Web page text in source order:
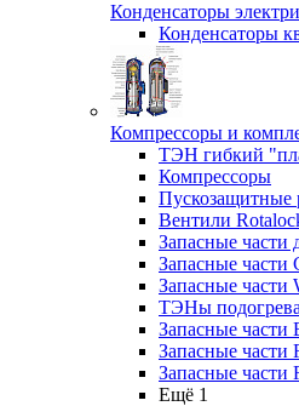
Конденсаторы
Конденсаторы
Компрессоры и
ТЭН гибкий
Компрессоры
Пускозащитные
Вентили
Запасные части
Запасные части
Запасные части
ТЭНы подогрева
Запасные части
Запасные части
Запасные части
Ещё 1